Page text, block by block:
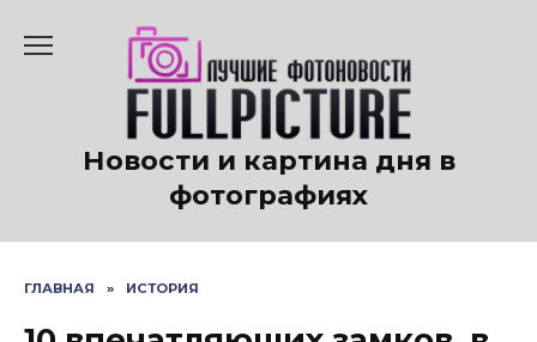
содержанию
Новости и картина дня в
фотографиях
ГЛАВНАЯ » ИСТОРИЯ